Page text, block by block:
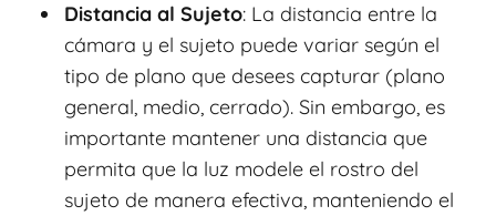
Distancia al Sujeto: La distancia entre la
cámara y el sujeto puede variar según el
tipo de plano que desees capturar (plano
general, medio, cerrado). Sin embargo, es
importante mantener una distancia que
permita que la luz modele el rostro del
sujeto de manera efectiva, manteniendo el